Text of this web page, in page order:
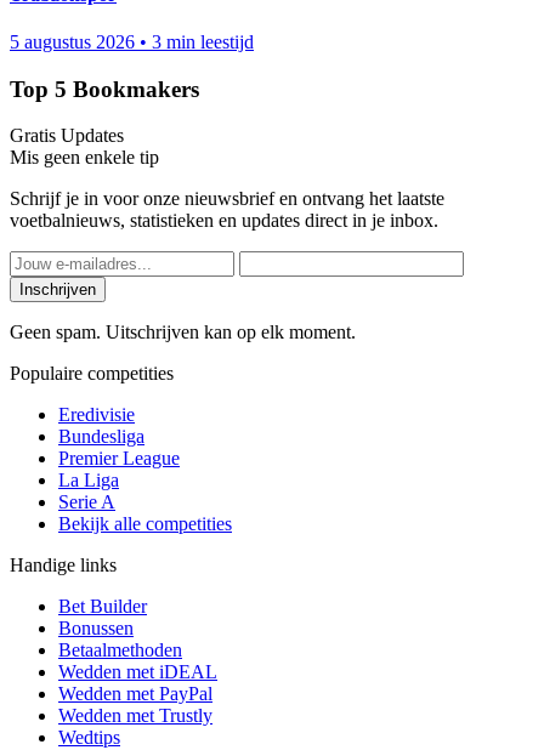
5 augustus 2026 • 3 min leestijd
Top 5 Bookmakers
Gratis Updates
Mis geen enkele tip
Schrijf je in voor onze nieuwsbrief en ontvang het laatste
voetbalnieuws, statistieken en updates direct in je inbox.
Inschrijven
Geen spam. Uitschrijven kan op elk moment.
Populaire competities
Eredivisie
Bundesliga
Premier League
La Liga
Serie A
Bekijk alle competities
Handige links
Bet Builder
Bonussen
Betaalmethoden
Wedden met iDEAL
Wedden met PayPal
Wedden met Trustly
Wedtips